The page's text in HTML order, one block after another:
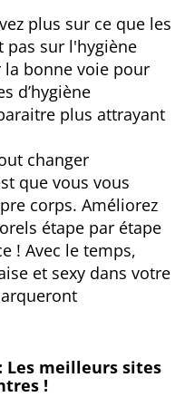
plus sur ce que les
sur l'hygiène
bonne voie pour
d’hygiène
plus attrayant
changer
que vous vous
corps. Améliorez
étape par étape
! Avec le temps,
et sexy dans votre
Les meilleurs sites
!